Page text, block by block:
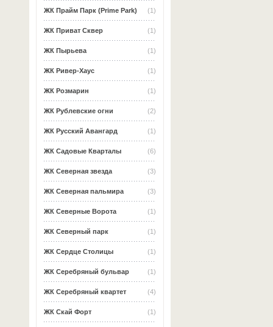
(1)
ЖК Прайм Парк (Prime Park)
(1)
ЖК Приват Сквер
(1)
ЖК Пырьева
(1)
ЖК Ривер-Хаус
(1)
ЖК Розмарин
(2)
ЖК Рублевские огни
(1)
ЖК Русский Авангард
(6)
ЖК Садовые Кварталы
(3)
ЖК Северная звезда
(3)
ЖК Северная пальмира
(1)
ЖК Северные Ворота
(1)
ЖК Северный парк
(1)
ЖК Сердце Столицы
(1)
ЖК Серебряный бульвар
(4)
ЖК Серебряный квартет
(1)
ЖК Скай Форт